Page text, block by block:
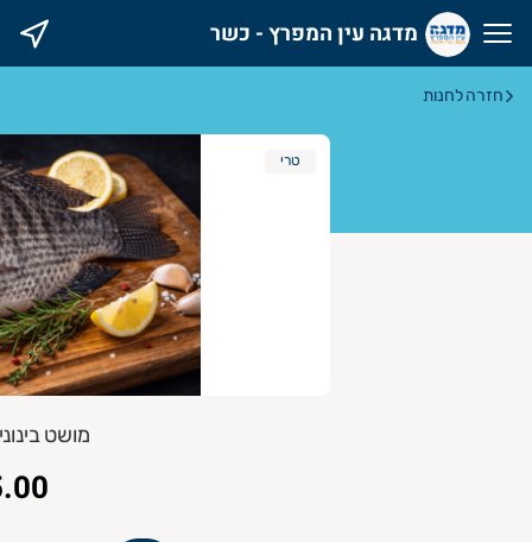
מדגה עין המפרץ - כשר
מדגה עין המפרץ - כשר
חזרה לחנות
טרי
מושט בינוני